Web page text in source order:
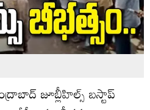
జూబ్లీహిల్స్ బస్టాప్